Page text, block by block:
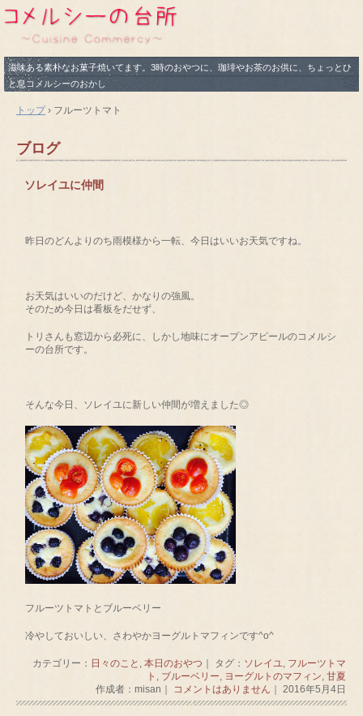
滋味ある素朴なお菓子焼いてます。3時のおやつに、珈琲やお茶のお供に、ちょっとひ
と息コメルシーのおかし
トップ› フルーツトマト
ブログ
ソレイユに仲間
昨日のどんよりのち雨模様から一転、今日はいいお天気ですね。
お天気はいいのだけど、かなりの強風。
そのため今日は看板をだせず、
トリさんも窓辺から必死に、しかし地味にオープンアピールのコメルシ
ーの台所です。
そんな今日、ソレイユに新しい仲間が増えました◎
フルーツトマトとブルーベリー
冷やしておいしい、さわやかヨーグルトマフィンです^o^
カテゴリー： 日々のこと 本日のおやつ ｜ タグ： ソレイユ
フルーツトマ
ト
ブルーベリー ヨーグルトのマフィン 甘夏
作成者：misan｜
コメントはありません ｜ 2016年5月4日